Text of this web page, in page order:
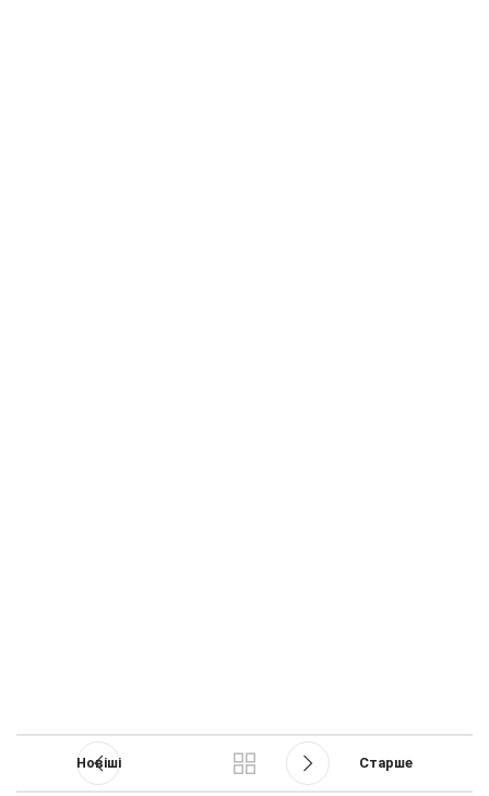
Новіші Старше